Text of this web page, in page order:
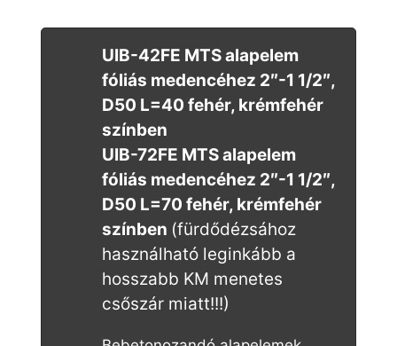
UIB-42FE MTS alapelem
fóliás medencéhez 2″-1 1/2″,
D50 L=40 fehér, krémfehér
színben
UIB-72FE MTS alapelem
fóliás medencéhez 2″-1 1/2″,
D50 L=70 fehér, krémfehér
színben (fürdődézsához
használható leginkább a
hosszabb KM menetes
csőszár miatt!!!)